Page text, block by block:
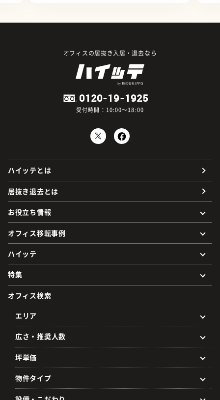
オフィスの居抜き入居・退去なら
0120-19-1925
受付時間：10:00～18:00
ハイッテとは
居抜き退去とは
お役立ち情報
オフィス移転事例
ハイッテ
特集
オフィス検索
エリア
広さ・推奨人数
坪単価
物件タイプ